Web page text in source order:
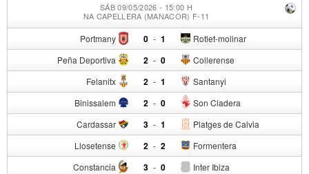
SÁB 09/05/2026 - 15:00 H
NA CAPELLERA (MANACOR) F-11
Portmany 0 - Rotlet-molinar
1
Peña Deportiva 2 - Collerense
0
Felanitx 2 - Santanyi
1
Binissalem 2 - Son Cladera
0
Cardassar 3 - Platges de Calvia
1
Llosetense 2 - Formentera
2
Constancia 3 - Inter Ibiza
0